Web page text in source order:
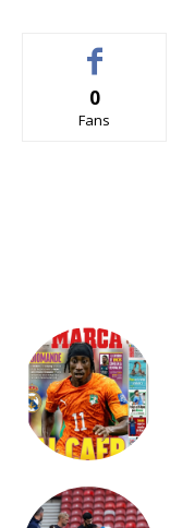
0
Fans